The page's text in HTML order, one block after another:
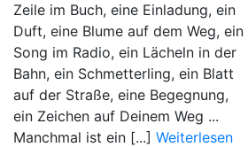
Zeile im Buch, eine Einladung, ein
Duft, eine Blume auf dem Weg, ein
Song im Radio, ein Lächeln in der
Bahn, ein Schmetterling, ein Blatt
auf der Straße, eine Begegnung,
ein Zeichen auf Deinem Weg ...
Manchmal ist ein [...] Weiterlesen